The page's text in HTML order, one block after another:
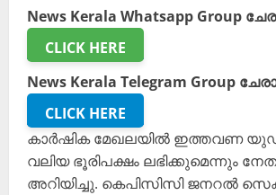
News Kerala Whatsapp Group
CLICK HERE
News Kerala Telegram Group
CLICK HERE
കാർഷിക മേഖലയിൽ ഇത്തവണ
വലിയ ഭൂരിപക്ഷം ലഭിക്കുമെന്നും
അറിയിച്ചു. കെപിസിസി ജനറൽ